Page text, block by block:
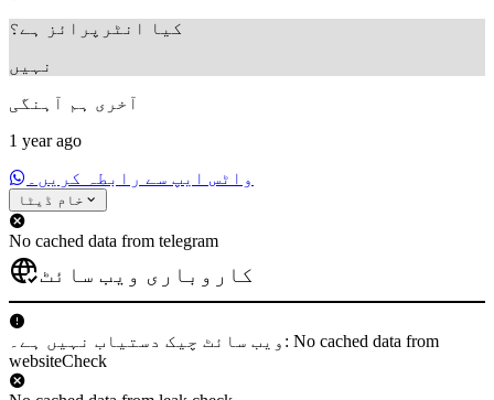
کیا انٹرپرائز ہے؟
نہیں
آخری ہم آہنگی
1 year ago
واٹس ایپ سے رابطہ کریں۔
خام ڈیٹا
No cached data from telegram
کاروباری ویب سائٹ
ویب سائٹ چیک دستیاب نہیں ہے۔: No cached data from
websiteCheck